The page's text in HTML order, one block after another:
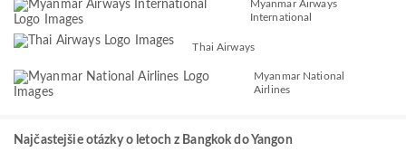
Myanmar Airways
International
Thai Airways
Myanmar National
Airlines
Najčastejšie otázky o letoch z Bangkok do Yangon